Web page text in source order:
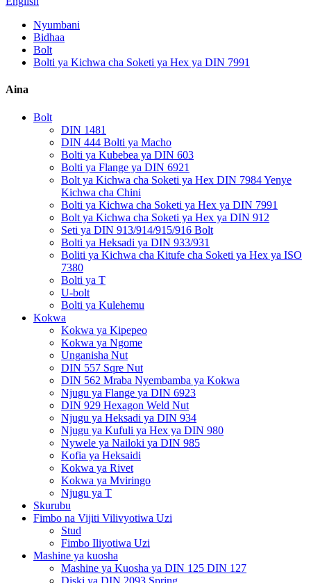
Nyumbani
Bidhaa
Bolt
Bolti ya Kichwa cha Soketi ya Hex ya DIN 7991
Aina
Bolt
DIN 1481
DIN 444 Bolti ya Macho
Bolti ya Kubebea ya DIN 603
Bolti ya Flange ya DIN 6921
Bolt ya Kichwa cha Soketi ya Hex DIN 7984 Yenye
Kichwa cha Chini
Bolti ya Kichwa cha Soketi ya Hex ya DIN 7991
Bolt ya Kichwa cha Soketi ya Hex ya DIN 912
Seti ya DIN 913/914/915/916 Bolt
Bolti ya Heksadi ya DIN 933/931
Boliti ya Kichwa cha Kitufe cha Soketi ya Hex ya ISO
7380
Bolti ya T
U-bolt
Bolti ya Kulehemu
Kokwa
Kokwa ya Kipepeo
Kokwa ya Ngome
Unganisha Nut
DIN 557 Sqre Nut
DIN 562 Mraba Nyembamba ya Kokwa
Njugu ya Flange ya DIN 6923
DIN 929 Hexagon Weld Nut
Njugu ya Heksadi ya DIN 934
Njugu ya Kufuli ya Hex ya DIN 980
Nywele ya Nailoki ya DIN 985
Kofia ya Heksaidi
Kokwa ya Rivet
Kokwa ya Mviringo
Njugu ya T
Skurubu
Fimbo na Vijiti Vilivyotiwa Uzi
Stud
Fimbo Iliyotiwa Uzi
Mashine ya kuosha
Mashine ya Kuosha ya DIN 125 DIN 127
Diski ya DIN 2093 Spring